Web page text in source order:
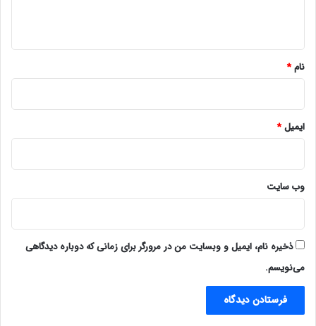
نام*
ایمیل*
وب‌ سایت
ذخیره نام، ایمیل و وبسایت من در مرورگر برای زمانی که دوباره دیدگاهی
می‌نویسم.